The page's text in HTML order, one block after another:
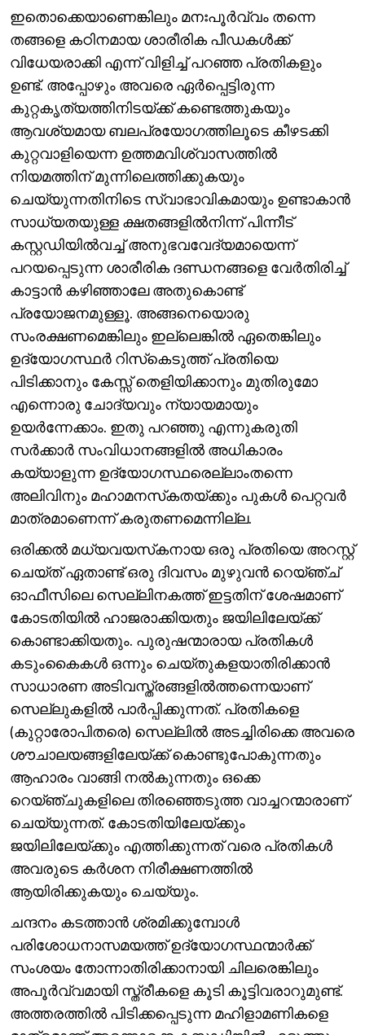
ഇതൊക്കെയാണെങ്കിലും മനഃപൂർവ്വം തന്നെ
തങ്ങളെ കഠിനമായ ശാരീരിക പീഡകൾക്ക്
വിധേയരാക്കി എന്ന് വിളിച്ച് പറഞ്ഞ പ്രതികളും
ഉണ്ട്. അപ്പോഴും അവരെ ഏർപ്പെട്ടിരുന്ന
കുറ്റകൃത്യത്തിനിടയ്ക്ക് കണ്ടെത്തുകയും
ആവശ്യമായ ബലപ്രയോഗത്തിലൂടെ കീഴടക്കി
കുറ്റവാളിയെന്ന ഉത്തമവിശ്വാസത്തിൽ
നിയമത്തിന് മുന്നിലെത്തിക്കുകയും
ചെയ്യുന്നതിനിടെ സ്വാഭാവികമായും ഉണ്ടാകാൻ
സാധ്യതയുള്ള ക്ഷതങ്ങളിൽനിന്ന് പിന്നീട്
കസ്റ്റഡിയിൽവച്ച് അനുഭവവേദ്യമായെന്ന്
പറയപ്പെടുന്ന ശാരീരിക ദണ്ഡനങ്ങളെ വേർതിരിച്ച്
കാട്ടാൻ കഴിഞ്ഞാലേ അതുകൊണ്ട്
പ്രയോജനമുള്ളൂ. അങ്ങനെയൊരു
സംരക്ഷണമെങ്കിലും ഇല്ലെങ്കിൽ ഏതെങ്കിലും
ഉദ്യോഗസ്ഥർ റിസ്‌കെടുത്ത് പ്രതിയെ
പിടിക്കാനും കേസ്സ് തെളിയിക്കാനും മുതിരുമോ
എന്നൊരു ചോദ്യവും ന്യായമായും
ഉയർന്നേക്കാം. ഇതു പറഞ്ഞു എന്നുകരുതി
സർക്കാർ സംവിധാനങ്ങളിൽ അധികാരം
കയ്യാളുന്ന ഉദ്യോഗസ്ഥരെല്ലാംതന്നെ
അലിവിനും മഹാമനസ്‌കതയ്ക്കും പുകൾ പെറ്റവർ
മാത്രമാണെന്ന് കരുതണമെന്നില്ല.
ഒരിക്കൽ മധ്യവയസ്‌കനായ ഒരു പ്രതിയെ അറസ്റ്റ്
ചെയ്ത് ഏതാണ്ട് ഒരു ദിവസം മുഴുവൻ റെയ്ഞ്ച്
ഓഫീസിലെ സെല്ലിനകത്ത് ഇട്ടതിന് ശേഷമാണ്
കോടതിയിൽ ഹാജരാക്കിയതും ജയിലിലേയ്ക്ക്
കൊണ്ടാക്കിയതും. പുരുഷന്മാരായ പ്രതികൾ
കടുംകൈകൾ ഒന്നും ചെയ്തുകളയാതിരിക്കാൻ
സാധാരണ അടിവസ്ത്രങ്ങളിൽത്തന്നെയാണ്
സെല്ലുകളിൽ പാർപ്പിക്കുന്നത്. പ്രതികളെ
(കുറ്റാരോപിതരെ) സെല്ലിൽ അടച്ചിരിക്കെ അവരെ
ശൗചാലയങ്ങളിലേയ്ക്ക് കൊണ്ടുപോകുന്നതും
ആഹാരം വാങ്ങി നൽകുന്നതും ഒക്കെ
റെയ്ഞ്ചുകളിലെ തിരഞ്ഞെടുത്ത വാച്ചറന്മാരാണ്
ചെയ്യുന്നത്. കോടതിയിലേയ്ക്കും
ജയിലിലേയ്ക്കും എത്തിക്കുന്നത് വരെ പ്രതികൾ
അവരുടെ കർശന നിരീക്ഷണത്തിൽ
ആയിരിക്കുകയും ചെയ്യും.
ചന്ദനം കടത്താൻ ശ്രമിക്കുമ്പോൾ
പരിശോധനാസമയത്ത് ഉദ്യോഗസ്ഥന്മാർക്ക്
സംശയം തോന്നാതിരിക്കാനായി ചിലരെങ്കിലും
അപൂർവ്വമായി സ്ത്രീകളെ കൂടി കൂട്ടിവരാറുമുണ്ട്.
അത്തരത്തിൽ പിടിക്കപ്പെടുന്ന മഹിളാമണികളെ